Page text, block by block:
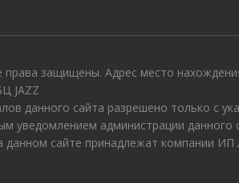
защищены. Адрес место
JAZZ
данного сайта разрешено только с
уведомлением администрации данного
данном сайте принадлежат компании ИП